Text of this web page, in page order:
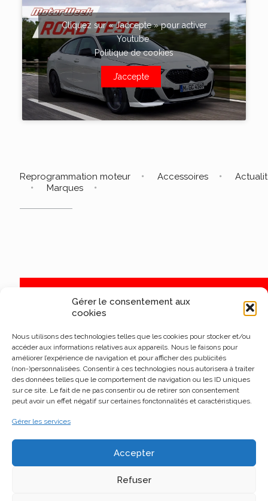
Gérer le consentement aux
cookies
Nous utilisons des technologies telles que les cookies pour stocker et/ou
accéder aux informations relatives aux appareils. Nous le faisons pour
améliorer l’expérience de navigation et pour afficher des publicités
(non-)personnalisées. Consentir à ces technologies nous autorisera à traiter
des données telles que le comportement de navigation ou les ID uniques
sur ce site. Le fait de ne pas consentir ou de retirer son consentement
peut avoir un effet négatif sur certaines fonctonnalités et caractéristiques.
Gérer les services
Accepter
Refuser
Cliquez sur « J’accepte » pour activer
Youtube
Politique de cookies
J’accepte
Reprogrammation moteur Accessoires
Marques